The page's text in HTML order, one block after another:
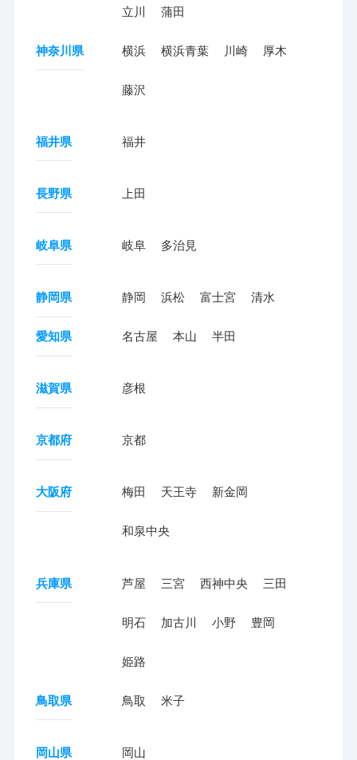
立川 蒲田
神奈川県 横浜 横浜青葉 川崎 厚木
藤沢
福井県 福井
長野県 上田
岐阜県 岐阜 多治見
静岡県 静岡 浜松 富士宮 清水
愛知県 名古屋 本山 半田
滋賀県 彦根
京都府 京都
大阪府 梅田 天王寺 新金岡
和泉中央
兵庫県 芦屋 三宮 西神中央 三田
明石 加古川 小野 豊岡
姫路
鳥取県 鳥取 米子
岡山県 岡山